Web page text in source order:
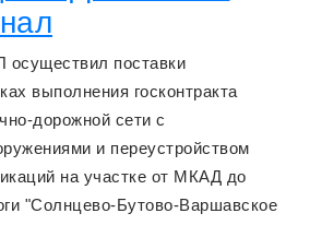
поставки
выполнения госконтракта
дорожной сети с
и переустройством
на участке от МКАД до
"Солнцево-Бутово-Варшавское